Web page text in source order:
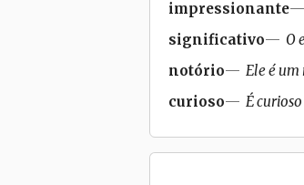
impressionante
significativo
O
notório
Ele é
curioso
É